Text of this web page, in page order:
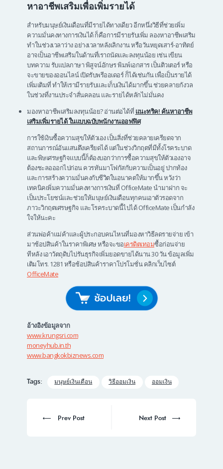
หาอาชีพเสริมเพื่อเพิ่มรายได้
สำหรับมนุษย์เงินเดือนที่มีรายได้ทางเดียว อีกหนึ่งวิธีที่ช่วยเพิ่ม
ความมั่นคงทางการเงินได้ ก็คือการมีรายรับเพิ่ม ลองหาอาชีพเสริม
ทำในช่วงเวลาว่าง อย่างเวลาหลังเลิกงาน หรือวันหยุดเสาร์-อาทิตย์
อาจเป็นอาชีพเสริมในด้านที่เราถนัดและลงทุนน้อย เช่น เขียน
บทความ รับแปลภาษา พิสูจน์อักษร พิมพ์เอกสาร เป็นติวเตอร์ หรือ
จะขายของออนไลน์ เปิดรับพรีออเดอร์ ก็ได้เช่นกัน เพื่อเป็นรายได้
เพิ่มเติมที่ ทำให้เรามีรายรับและเก็บเงินได้มากขึ้น ช่วยคลายกังวล
ในช่วงที่งานประจำสั่นคลอน และรายได้หลักไม่มั่นคง
มองหาอาชีพเสริมลงทุนน้อย? อ่านต่อได้ที่ แนะทริค! ค้นหาอาชีพ
เสริมเพิ่มรายได้ ในแบบฉบับพนักงานออฟฟิศ
การใช้เงินซื้อความสุขให้ตัวเอง เป็นสิ่งที่ช่วยคลายเครียดจาก
สถานการณ์อันแสนตึงเครียดได้ แต่ในช่วงวิกฤตที่มีทั้งโรคระบาด
และพิษเศรษฐกิจแบบนี้ก็ต้องบอกว่าการซื้อความสุขให้ตัวเองอาจ
ต้องชะลอออกไปก่อน ควรหันมาโฟกัสกับความเป็นอยู่ ปากท้อง
และการสร้างความมั่นคงกับชีวิตในอนาคตให้มากขึ้น หวังว่า
เทคนิคเพิ่มความมั่นคงทางการเงินที่ OfficeMate นำมาฝาก จะ
เป็นประโยชน์และช่วยให้มนุษย์เงินเดือนทุกคนเอาตัวรอดจาก
ภาวะวิกฤตเศรษฐกิจ และโรคระบาดนี้ไปได้ OfficeMate เป็นกำลัง
ใจให้นะคะ
ส่วนพ่อค้าแม่ค้าและผู้ประกอบคนไหนที่มองหาวิธีลดรายจ่าย เข้า
มาช้อปสินค้าในราคาพิเศษ หรือจะขอเครดิตเทอมซื้อก่อนจ่าย
ทีหลัง เอาวัตถุดิบไปรันธุรกิจเพิ่มยอดขายได้นาน 30 วัน ข้อมูลเพิ่ม
เติมโทร. 1281 หรือช้อปสินค้าราคาโปรโมชั่น คลิกเว็บไซต์
OfficeMate
อ้างอิงข้อมูลจาก
www.krungsri.com
moneyhub.in.th
www.bangkokbiznews.com
Tags: มนุษย์เงินเดือน วิธีออมเงิน ออมเงิน
navigation
Prev
Prev Post
Next
Next Post